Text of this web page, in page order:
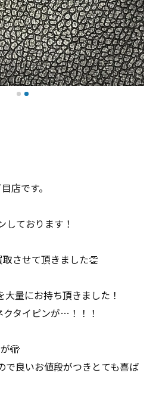
店です。
しております！
させて頂きました👏
量にお持ち頂きました！
タイピンが…！！！
🫣
で良いお値段がつきとても喜ば